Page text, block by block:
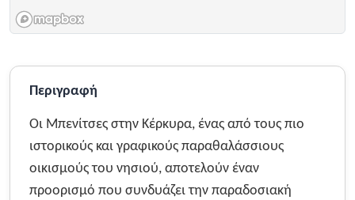
Περιγραφή
Οι Μπενίτσες στην Κέρκυρα, ένας από τους πιο
ιστορικούς και γραφικούς παραθαλάσσιους
οικισμούς του νησιού, αποτελούν έναν
προορισμό που συνδυάζει την παραδοσιακή